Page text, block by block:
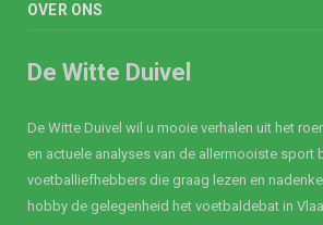
OVER ONS
De Witte Duivel
De Witte Duivel wil u mooie verhalen uit het
en actuele analyses van de allermooiste sport
voetballiefhebbers die graag lezen en
hobby de gelegenheid het voetbaldebat in